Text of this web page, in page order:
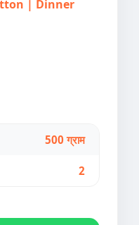
| Dinner
500 ग्राम
2